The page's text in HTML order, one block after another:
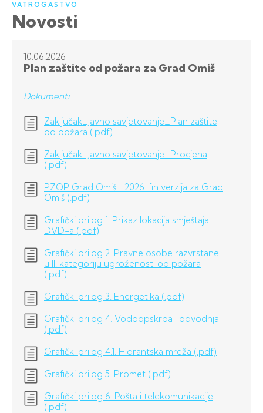
VATROGASTVO
Novosti
10.06.2026
Plan zaštite od požara za Grad Omiš
Dokumenti
Zaključak_Javno savjetovanje_Plan zaštite
od požara (.pdf)
Zaključak_Javno savjetovanje_Procjena
(.pdf)
PZOP Grad Omiš_ 2026. fin verzija za Grad
Omiš (.pdf)
Grafički prilog 1. Prikaz lokacija smještaja
DVD-a (.pdf)
Grafički prilog 2. Pravne osobe razvrstane
u II. kategoriju ugroženosti od požara
(.pdf)
Grafički prilog 3. Energetika (.pdf)
Grafički prilog 4. Vodoopskrba i odvodnja
(.pdf)
Grafički prilog 4.1. Hidrantska mreža (.pdf)
Grafički prilog 5. Promet (.pdf)
Grafički prilog 6. Pošta i telekomunikacije
(.pdf)